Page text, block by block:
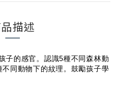
描述
子的感官。認識5種不同森林動
同動物下的紋理。鼓勵孩子學